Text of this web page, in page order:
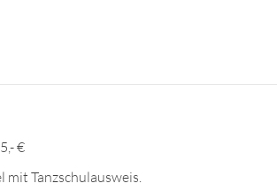
€
mit Tanzschulausweis.